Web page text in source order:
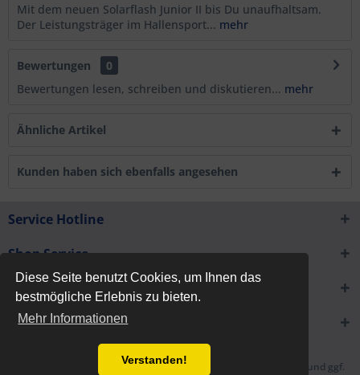
Diese Seite benutzt Cookies, um Ihnen das
bestmögliche Erlebnis zu bieten.
Mehr Informationen
Verstanden!
Mit dem neuen Solarflash Junior II bis Du unaufhaltsam.
Der Leistungsträger im Hallensport... mehr
Bewertungen
0
Bewertungen lesen, schreiben und diskutieren... mehr
Ähnliche Artikel
Kunden haben sich ebenfalls angesehen
Service Hotline
Shop Service
Informationen
Newsletter
* Alle Preise inkl. gesetzl. Mehrwertsteuer zzgl. und ggf.